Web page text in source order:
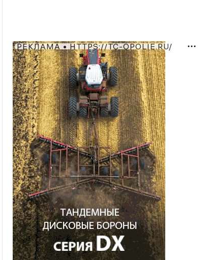
РЕКЛАМА • HTTPS://TC-OPOLIE.RU/